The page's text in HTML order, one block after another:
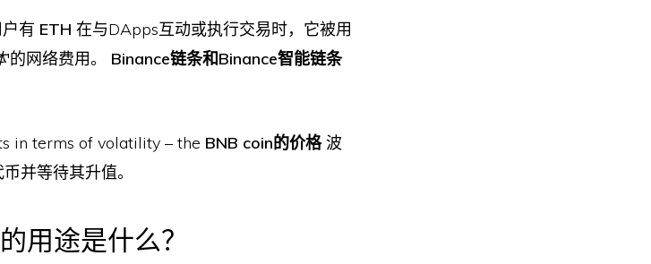
有 ETH 在与DApps互动或执行交易时，它被用
'的网络费用。 Binance链条和Binance智能链条
in terms of volatility – the BNB coin的价格波
并等待其升值。
用途是什么？